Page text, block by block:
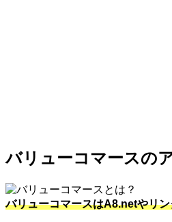
バリューコマースの
バリューコマースはA8.netやリ